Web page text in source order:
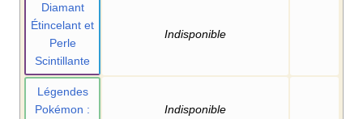
Diamant
Étincelant et
Perle
Scintillante
Indisponible
Légendes
Pokémon :
Indisponible